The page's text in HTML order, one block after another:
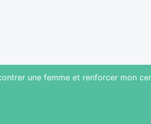
une femme et renforcer mon